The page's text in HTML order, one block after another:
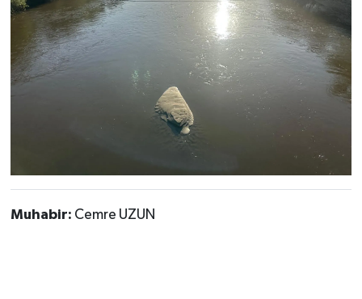
Muhabir: Cemre UZUN